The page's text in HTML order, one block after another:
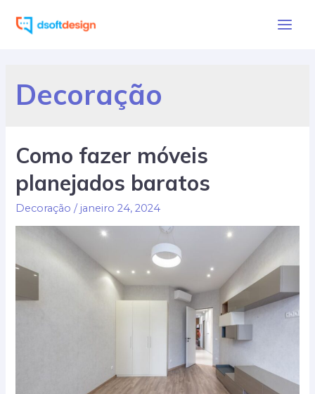
para
Decoração
Como fazer móveis
planejados baratos
Decoração / janeiro 24, 2024